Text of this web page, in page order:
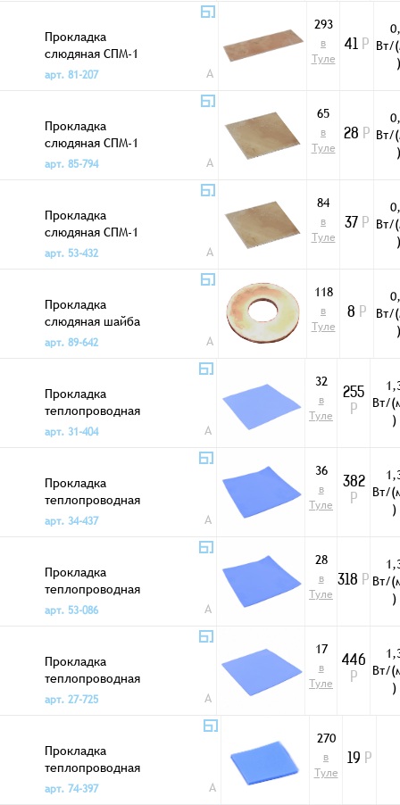
Прокладка
слюдяная СПМ-1
35х100х0,5мм
арт. 81-207 A
293
в
Туле
41 Р Вт/
)
Прокладка
слюдяная СПМ-1
40х60х0,4мм
арт. 85-794 A
65
в
Туле
28 Р Вт/
)
Прокладка
слюдяная СПМ-1
40х60х0,5мм
арт. 53-432 A
84
в
Туле
37 Р Вт/
)
Прокладка
слюдяная шайба
04х12мм
арт. 89-642 A
118
в
Туле
8 Р
Вт/
)
Прокладка
теплопроводная
100x100x0,5мм
арт. 31-404 A
32
в
Туле
255
Р
Вт/
)
Прокладка
теплопроводная
100x100x1,5мм
арт. 34-437 A
36
в
Туле
382
Р
Вт/
)
Прокладка
теплопроводная
100x100x1мм
арт. 53-086 A
28
в
Туле
318 Р Вт/
)
Прокладка
теплопроводная
100x100x2мм
арт. 27-725 A
17
в
Туле
446
Р
Вт/
)
Прокладка
теплопроводная
10x10x0,5мм
арт. 74-397 A
270
в
Туле
19 Р